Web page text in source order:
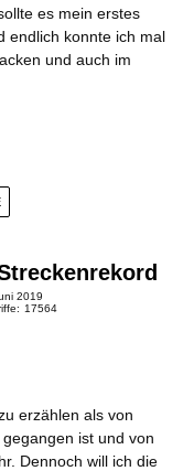
es mein erstes
endlich konnte ich mal
und auch im
2019
17564
erzählen als von
ist und von
Dennoch will ich die